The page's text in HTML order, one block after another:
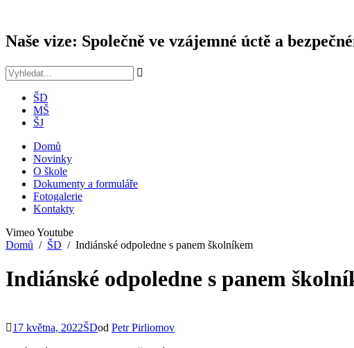
Naše vize: Společně ve vzájemné úctě a
ŠD
MŠ
ŠJ
Domů
Novinky
O škole
Dokumenty a formuláře
Fotogalerie
Kontakty
VimeoYoutube
Domů
ŠD Indiánské odpoledne s panem školníkem
Indiánské odpoledne s panem
17 května, 2022ŠDod Petr Pirliomov